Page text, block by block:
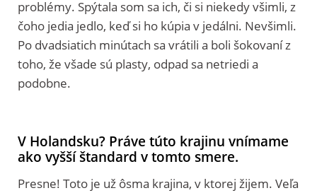
problémy. Spýtala som sa ich, či si niekedy všimli, z
čoho jedia jedlo, keď si ho kúpia v jedálni. Nevšimli.
Po dvadsiatich minútach sa vrátili a boli šokovaní z
toho, že všade sú plasty, odpad sa netriedi a
podobne.
V Holandsku? Práve túto krajinu vnímame
ako vyšší štandard v tomto smere.
Presne! Toto je už ôsma krajina, v ktorej žijem. Veľa